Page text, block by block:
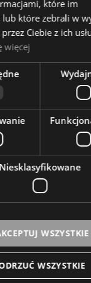
Mini Steel
Zestaw 7
które im
lub które zebrali w
Ciebie z ich
więcej
Niesklasyfikowane
WSZYSTKIE
WSZYSTKIE